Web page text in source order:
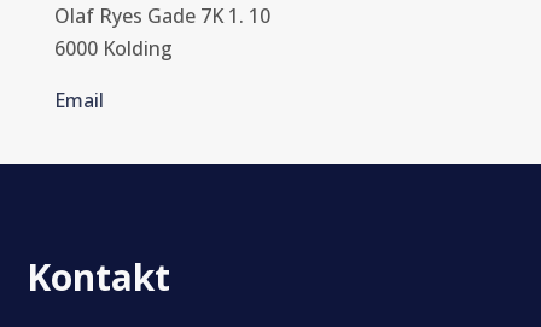
Olaf Ryes Gade 7K 1. 10
6000 Kolding
Email
Kontakt